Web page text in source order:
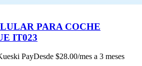
PARA COCHE
IT023
PayDesde $28.00/mes a 3 meses